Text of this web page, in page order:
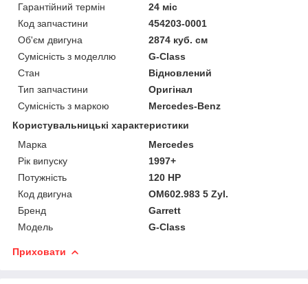
Гарантійний термін
24 міс
Код запчастини
454203-0001
Об'єм двигуна
2874 куб. см
Сумісність з моделлю
G-Class
Стан
Відновлений
Тип запчастини
Оригінал
Сумісність з маркою
Mercedes-Benz
Користувальницькі характеристики
Марка
Mercedes
Рік випуску
1997+
Потужність
120 HP
Код двигуна
OM602.983 5 Zyl.
Бренд
Garrett
Модель
G-Class
Приховати